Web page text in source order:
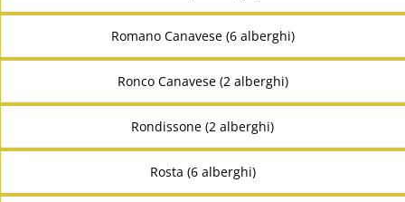
Romano Canavese (6 alberghi)
Ronco Canavese (2 alberghi)
Rondissone (2 alberghi)
Rosta (6 alberghi)